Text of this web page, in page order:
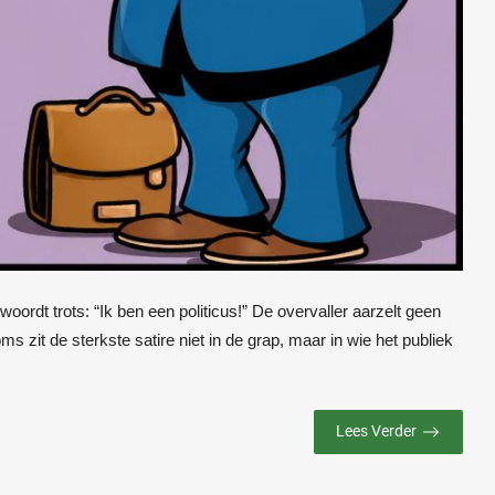
trots: “Ik ben een politicus!” De overvaller aarzelt geen
zit de sterkste satire niet in de grap, maar in wie het publiek
Lees Verder